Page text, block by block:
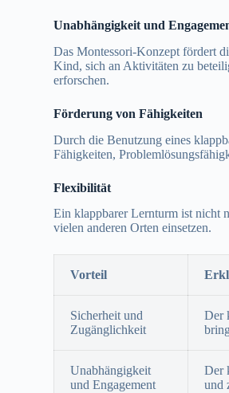
Unabhängigkeit und
Das Montessori-Konzept fördert
Kind, sich an Aktivitäten zu
erforschen.
Förderung von Fähigkeiten
Durch die Benutzung eines
Fähigkeiten,
Flexibilität
Ein klappbarer Lernturm ist nicht
vielen anderen Orten einsetzen.
Vorteil
Sicherheit und
Zugänglichkeit
Der
Unabhängigkeit
und Engagement
Der
und